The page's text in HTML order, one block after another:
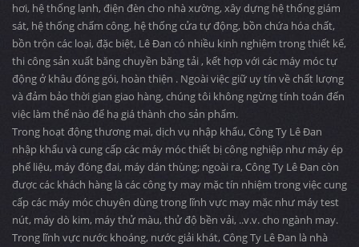
hơi, hệ thống lạnh, điện đèn cho nhà xường, xây dựng hệ thống giám
sát, hệ thống chấm công, hệ thống cửa tự động, bồn chứa hóa chất,
bồn trộn các loại, đặc biệt, Lê Đan có nhiều kinh nghiệm trong thiết kế,
thi công sản xuất băng chuyền băng tải , kết hợp với các máy móc tự
động ở khâu đóng gói, hoàn thiện . Ngoài việc giữ uy tín về chất lượng
và đảm bảo thời gian giao hàng, chúng tôi không ngừng tính toán đến
việc làm thế nào để hạ giá thành cho sản phẩm.
Trong hoạt động thương mại, dịch vụ nhập khẩu, Công Ty Lê Đan
nhập khẩu và cung cấp các máy móc thiết bị công nghiệp như máy ép
phế liệu, máy đóng đai, máy dán thùng; ngoài ra, Công Ty Lê Đan còn
được các khách hàng là các công ty may mặc tín nhiệm trong việc cung
cấp các máy móc chuyên dùng trong lĩnh vực may mặc như máy test
nút, máy dò kim, máy thử màu, thử độ bền vải, ..v.v. cho ngành may.
Trong lĩnh vực nước khoáng, nước giải khát, Công Ty Lê Đan là nhà